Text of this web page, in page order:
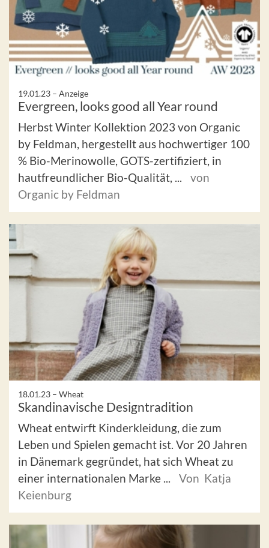
19.01.23 – Anzeige
Evergreen, looks good all Year round
Herbst Winter Kollektion 2023 von Organic
by Feldman, hergestellt aus hochwertiger 100
% Bio-Merinowolle, GOTS-zertifiziert, in
hautfreundlicher Bio-Qualität, ...
von
Organic by Feldman
18.01.23 – Wheat
Skandinavische Designtradition
Wheat entwirft Kinderkleidung, die zum
Leben und Spielen gemacht ist. Vor 20 Jahren
in Dänemark gegründet, hat sich Wheat zu
einer internationalen Marke ...
Von Katja
Keienburg